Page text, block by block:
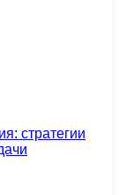
стратегии